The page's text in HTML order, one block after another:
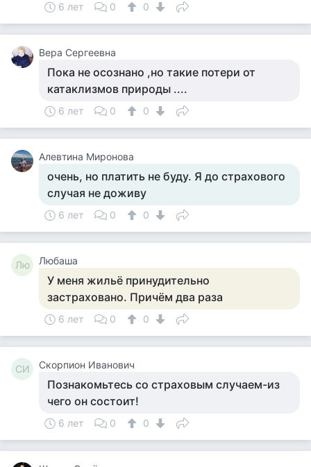
6 лет 0 0
Вера Сергеевна
Пока не осознано ,но такие потери от
катаклизмов природы ....
6 лет 0 0
Алевтина Миронова
очень, но платить не буду. Я до страхового
случая не доживу
6 лет 0 0
Лю Любаша
У меня жильё принудительно
застраховано. Причём два раза
6 лет 0 0
СИ Скорпион Иванович
Познакомьтесь со страховым случаем-из
чего он состоит!
6 лет 0 0